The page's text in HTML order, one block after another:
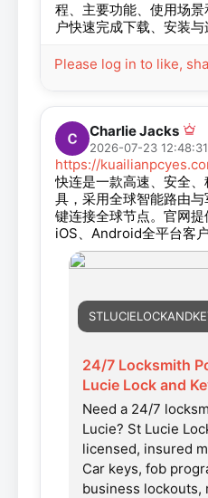
程、主要功能、使用场
户快速完成下载、安装与
Please log in to like,
Charlie Jacks
2026-07-23 12:48:31
https://
快连是一款高速、安全
具，采用全球智能路由
键连接全球节点。官网提
iOS、Android全平台客户
24/7 Locksmith
Lucie Lock and
Need a 24/7
Lucie? St Lucie
licensed, insured
Car keys, fob
business lockouts,